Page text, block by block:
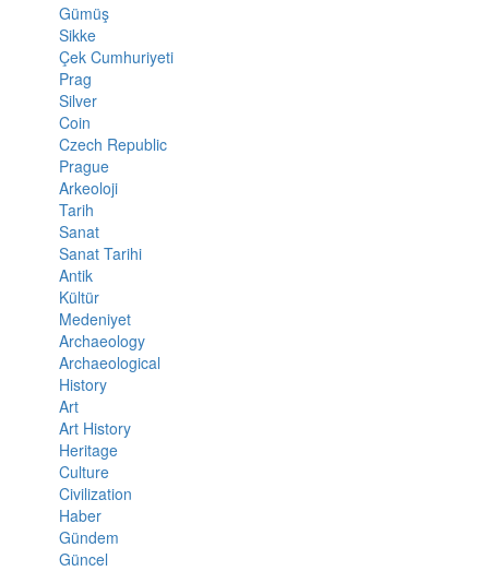
Gümüş
Sikke
Çek Cumhuriyeti
Prag
Silver
Coin
Czech Republic
Prague
Arkeoloji
Tarih
Sanat
Sanat Tarihi
Antik
Kültür
Medeniyet
Archaeology
Archaeological
History
Art
Art History
Heritage
Culture
Civilization
Haber
Gündem
Güncel